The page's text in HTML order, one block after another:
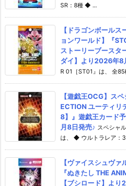
SR：8種 ◆ ...
【ドラゴンボール
ョンワールド】『
ストーリーブースタ
ダイ】より2026年8
R 01［ST01』は、 全
【遊戯王OCG】ス
ECTION ユーティリ
8】』遊戯王カード
月8日発売♪ スペシャ
は、 ◆ ウルトラレア：
【ヴァイスシュヴ
『ぬきたし THE
【ブシロード】よ